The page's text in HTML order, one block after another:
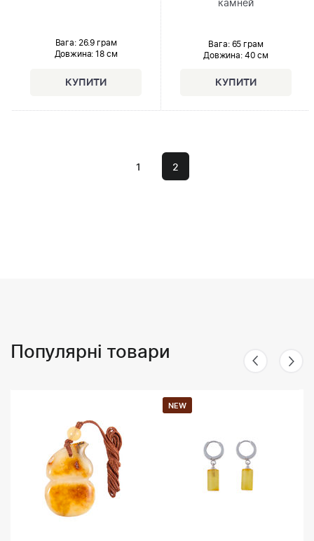
Вага: 26.9 грам
Довжина: 18 см
камней
Вага: 65 грам
Довжина:40 см
1 2
Популярні товари
NEW